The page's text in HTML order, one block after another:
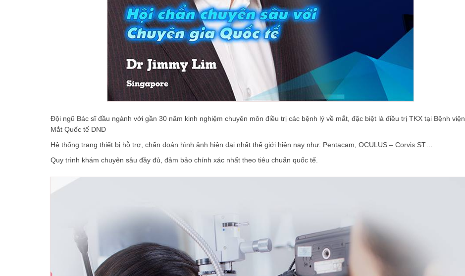
Đội ngũ Bác sĩ đầu ngành với gần 30 năm kinh nghiệm chuyên môn điều trị các bệnh lý về mắt, đặc biệt là điều trị TKX tại Bệnh viện
Mắt Quốc tế DND
Hệ thống trang thiết bị hỗ trợ, chẩn đoán hình ảnh hiện đại nhất thế giới hiện nay như: Pentacam, OCULUS – Corvis ST…
Quy trình khám chuyên sâu đầy đủ, đảm bảo chính xác nhất theo tiêu chuẩn quốc tế.